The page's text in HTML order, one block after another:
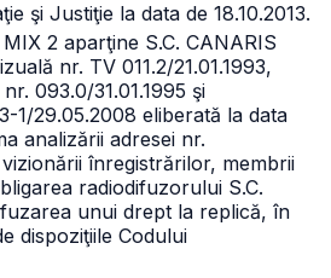
şi Justiţie la data de 18.10.2013.
2 aparţine S.C. CANARIS
nr. TV 011.2/21.01.1993,
nr. 093.0/31.01.1995 şi
1/29.05.2008 eliberată la data
analizării adresei nr.
înregistrărilor, membrii
radiodifuzorului S.C.
unui drept la replică, în
dispoziţiile Codului